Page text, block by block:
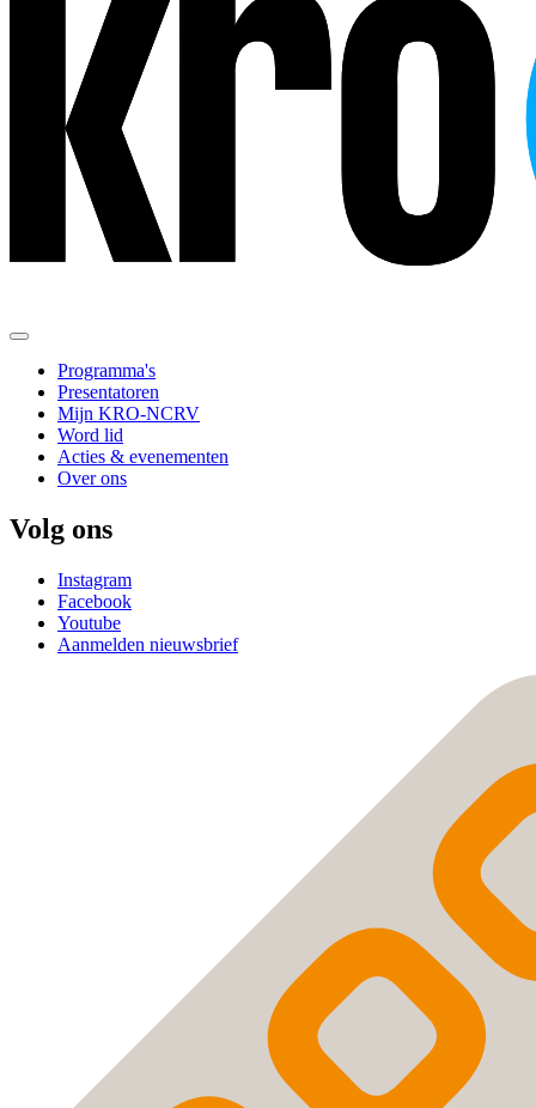
Programma's
Presentatoren
Mijn KRO-NCRV
Word lid
Acties & evenementen
Over ons
Volg ons
Instagram
Facebook
Youtube
Aanmelden nieuwsbrief